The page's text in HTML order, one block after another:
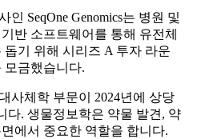
인 SeqOne Genomics는 병원 및
반 소프트웨어를 통해 유전체
기 위해 시리즈 A 투자 라운
모금했습니다.
사체학 부문이 2024년에 상당
다. 생물정보학은 약물 발견, 약
에서 중요한 역할을 합니다.